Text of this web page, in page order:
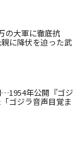
の大軍に徹底抗
に降伏を迫った武
年公開『ゴジ
ゴジラ音声目覚ま